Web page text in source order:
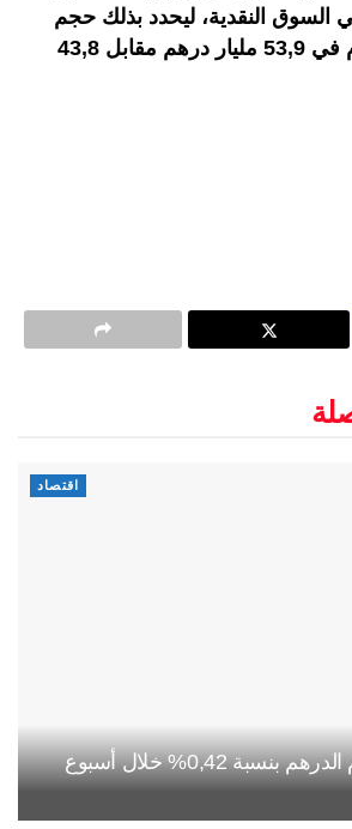
السوق النقدية، ليحدد بذلك حجم
تسبيقاته لمدة 7 أيام في 53,9 مليار درهم مقابل 43,8
اقتصاد
0,42% خلال أسبوع